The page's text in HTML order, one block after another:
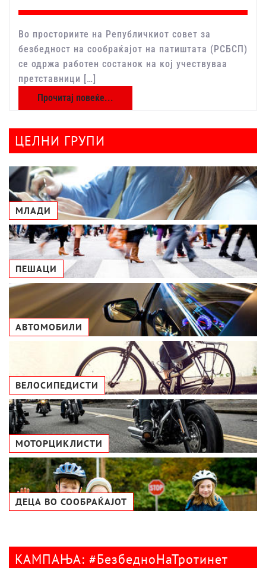
Во просториите на Републичкиот совет за
безбедност на сообраќајот на патиштата (РСБСП)
се одржа работен состанок на кој учествуваа
претставници […]
Прочитај повеќе...
ЦЕЛНИ ГРУПИ
МЛАДИ
ПЕШАЦИ
АВТОМОБИЛИ
ВЕЛОСИПЕДИСТИ
МОТОРЦИКЛИСТИ
ДЕЦА ВО СООБРАЌАЈОТ
КАМПАЊА: #БезбедноНаТротинет